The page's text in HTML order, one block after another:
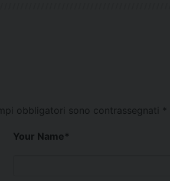
obbligatori sono contrassegnati *
Your Name*